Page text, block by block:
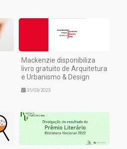
Mackenzie disponibiliza
livro gratuito de Arquitetura
e Urbanismo & Design
31/03/2023